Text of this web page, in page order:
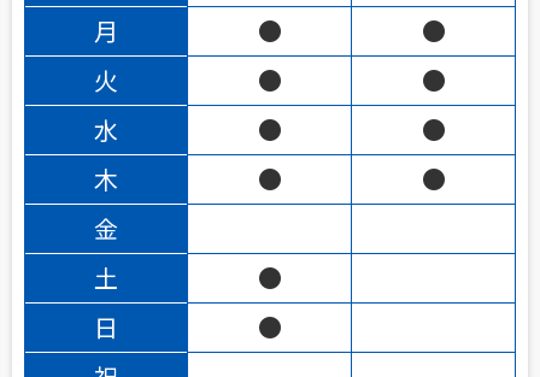
月
●
●
火
●
●
水
●
●
木
●
●
金
土
●
日
●